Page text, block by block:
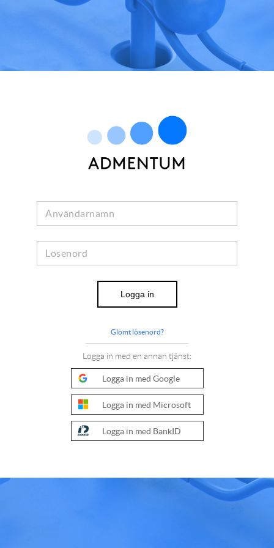
Användarnamn
Lösenord
Logga in
Glömt lösenord?
Logga in med en annan tjänst:
Logga in med Google
Logga in med Microsoft
Logga in med BankID